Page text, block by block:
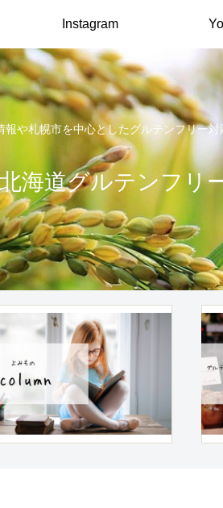
報や札幌市を中心としたグルテンフリー
北海道グルテンフリ
Instagram